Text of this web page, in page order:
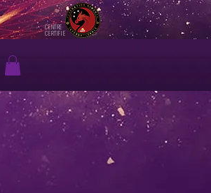
CENTRE
CERTIFIE